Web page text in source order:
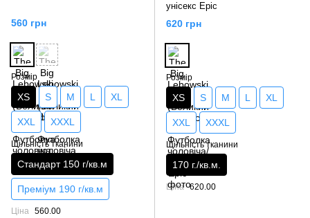
560 грн
Розмір
XS S M L XL
XXL XXXL
Щільність тканини
Стандарт 150 г/кв.м
Преміум 190 г/кв.м
Ціна 560.00
унісекс Epic
620 грн
Розмір
XS S M L XL
XXL XXXL
Щільність тканини
170 г./кв.м.
Ціна 620.00